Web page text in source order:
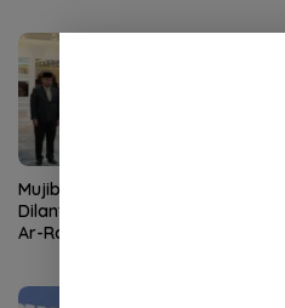
Mujiburrahman Kembali
Dilantik sebagai Rektor UIN
Ar-Raniry